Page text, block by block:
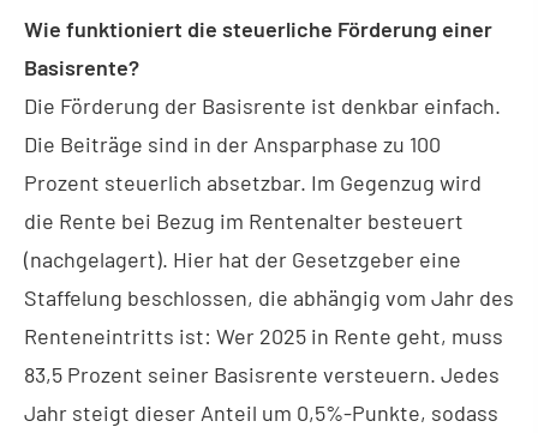
Wie funktioniert die steuerliche Förderung einer
Basisrente?
Die Förderung der Basisrente ist denkbar einfach.
Die Beiträge sind in der Ansparphase zu 100
Prozent steuerlich absetzbar. Im Gegenzug wird
die Rente bei Bezug im Rentenalter besteuert
(nachgelagert). Hier hat der Gesetzgeber eine
Staffelung beschlossen, die abhängig vom Jahr des
Renteneintritts ist: Wer 2025 in Rente geht, muss
83,5 Prozent seiner Basisrente versteuern. Jedes
Jahr steigt dieser Anteil um 0,5%-Punkte, sodass